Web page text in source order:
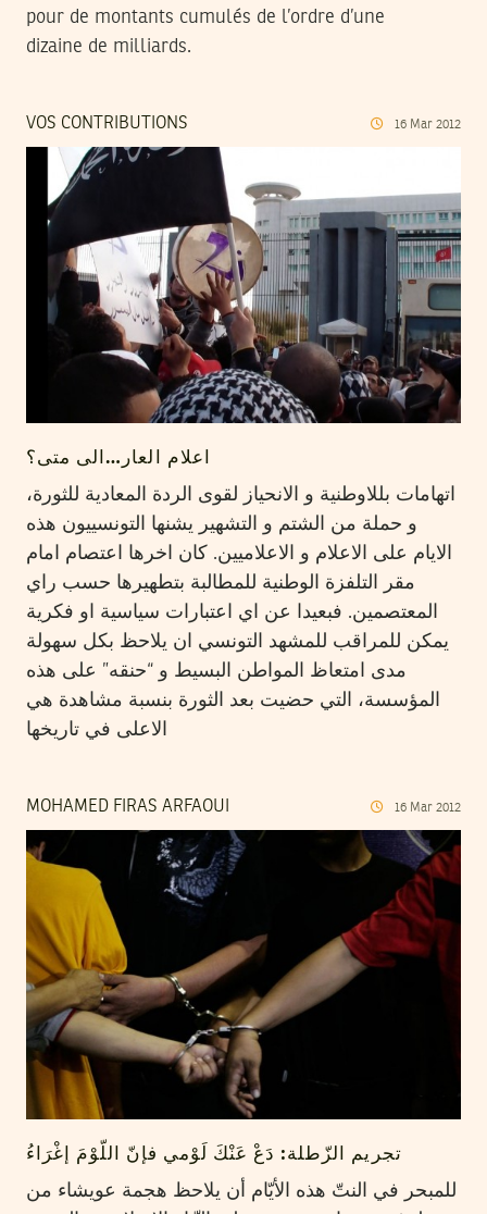
pour de montants cumulés de l’ordre d’une
dizaine de milliards.
VOS CONTRIBUTIONS 16 Mar 2012
اعلام العار…الى متى؟
اتهامات بللاوطنية و الانحياز لقوى الردة المعادية للثورة،
و حملة من الشتم و التشهير يشنها التونسييون هذه
الايام على الاعلام و الاعلاميين. كان اخرها اعتصام امام
مقر التلفزة الوطنية للمطالبة بتطهيرها حسب راي
المعتصمين. فبعيدا عن اي اعتبارات سياسية او فكرية
يمكن للمراقب للمشهد التونسي ان يلاحظ بكل سهولة
مدى امتعاظ المواطن البسيط و “حنقه” على هذه
المؤسسة، التي حضيت بعد الثورة بنسبة مشاهدة هي
الاعلى في تاريخها
MOHAMED FIRAS ARFAOUI 16 Mar 2012
تجريم الزّطلة: دَعْ عَنْكَ لَوْمي فإنّ اللّوْمَ إغْرَاءُ
للمبحر في النتّ هذه الأيّام أن يلاحظ هجمة عويشاء من